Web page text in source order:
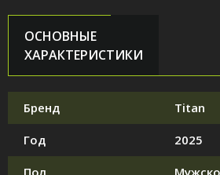
ОСНОВНЫЕ
ХАРАКТЕРИСТИКИ
Бренд Titan
Год 2025